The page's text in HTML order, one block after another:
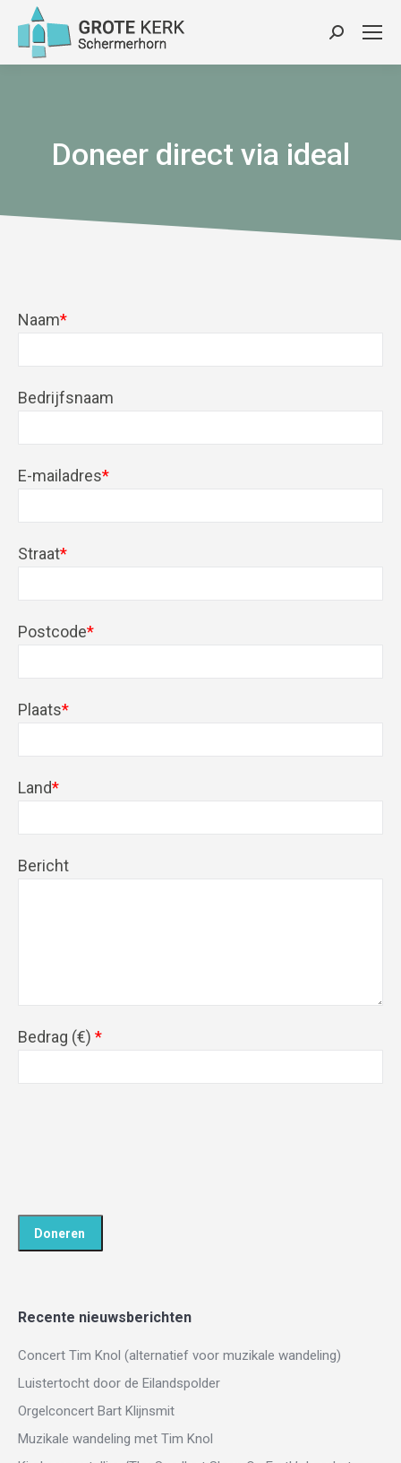
Zoeken:
Doneer direct via ideal
Naam*
Bedrijfsnaam
E-mailadres*
Straat*
Postcode*
Plaats*
Land*
Bericht
Bedrag (€) *
Recente nieuwsberichten
Concert Tim Knol (alternatief voor muzikale wandeling)
Luistertocht door de Eilandspolder
Orgelconcert Bart Klijnsmit
Muzikale wandeling met Tim Knol